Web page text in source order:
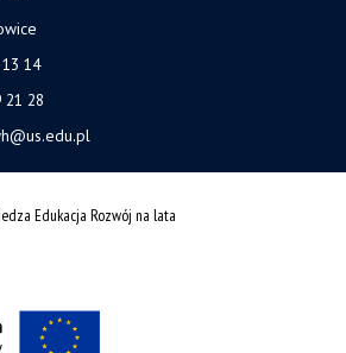
14
21 28
Edukacja Rozwój na lata